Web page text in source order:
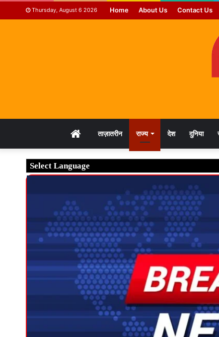
Thursday, August 6 2026 Home About Us Contact Us
HOMEताज़ातरीन राज्य देश दुनिया